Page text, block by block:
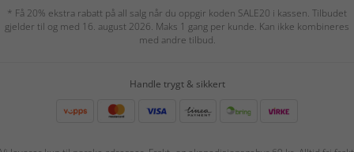
* Få 20% ekstra rabatt på all salg når du oppgir koden SALE20 i kassen. Tilbudet
gjelder til og med 16. august 2026. Maks 1 gang per kunde. Kan ikke kombineres
med andre tilbud.
Handle trygt & sikkert